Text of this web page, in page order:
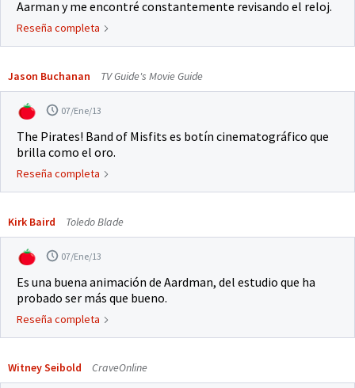
Aarman y me encontré constantemente revisando el reloj.
Reseña completa
Jason Buchanan TV Guide's Movie Guide
07/Ene/13
The Pirates! Band of Misfits es botín cinematográfico que
brilla como el oro.
Reseña completa
Kirk Baird Toledo Blade
07/Ene/13
Es una buena animación de Aardman, del estudio que ha
probado ser más que bueno.
Reseña completa
Witney Seibold CraveOnline